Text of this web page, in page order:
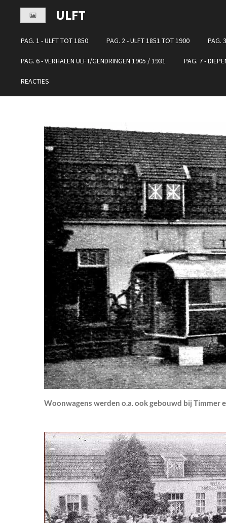
direct
hoofdinhoud
ULFT
PAG. 1 - ULFT TOT 1850 PAG. 2 - ULFT 1851 TOT 1900 PAG.
PAG. 6 - VERHALEN ULFT/GENDRINGEN 1905 / 1931 PAG. 7 -
REACTIES
Woonwagens werden o.a. ook gebouwd bij Timmer